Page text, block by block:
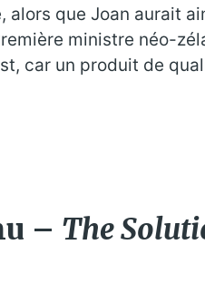
alors que Joan aurait
ministre néo-
car un produit de
– The